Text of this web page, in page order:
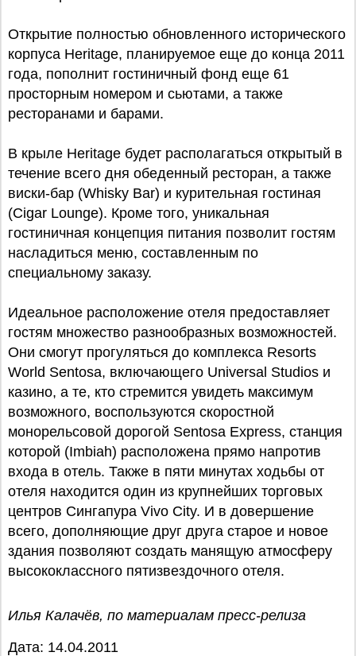
Открытие полностью обновленного исторического
корпуса Heritage, планируемое еще до конца 2011
года, пополнит гостиничный фонд еще 61
просторным номером и сьютами, а также
ресторанами и барами.
В крыле Heritage будет располагаться открытый в
течение всего дня обеденный ресторан, а также
виски-бар (Whisky Bar) и курительная гостиная
(Cigar Lounge). Кроме того, уникальная
гостиничная концепция питания позволит гостям
насладиться меню, составленным по
специальному заказу.
Идеальное расположение отеля предоставляет
гостям множество разнообразных возможностей.
Они смогут прогуляться до комплекса Resorts
World Sentosa, включающего Universal Studios и
казино, а те, кто стремится увидеть максимум
возможного, воспользуются скоростной
монорельсовой дорогой Sentosa Express, станция
которой (Imbiah) расположена прямо напротив
входа в отель. Также в пяти минутах ходьбы от
отеля находится один из крупнейших торговых
центров Сингапура Vivo City. И в довершение
всего, дополняющие друг друга старое и новое
здания позволяют создать манящую атмосферу
высококлассного пятизвездочного отеля.
Илья Калачёв, по материалам пресс-релиза
Дата: 14.04.2011